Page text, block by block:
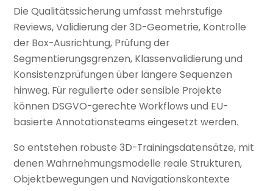
Die Qualitätssicherung umfasst mehrstufige
Reviews, Validierung der 3D-Geometrie, Kontrolle
der Box-Ausrichtung, Prüfung der
Segmentierungsgrenzen, Klassenvalidierung und
Konsistenzprüfungen über längere Sequenzen
hinweg. Für regulierte oder sensible Projekte
können DSGVO-gerechte Workflows und EU-
basierte Annotationsteams eingesetzt werden.
So entstehen robuste 3D-Trainingsdatensätze, mit
denen Wahrnehmungsmodelle reale Strukturen,
Objektbewegungen und Navigationskontexte